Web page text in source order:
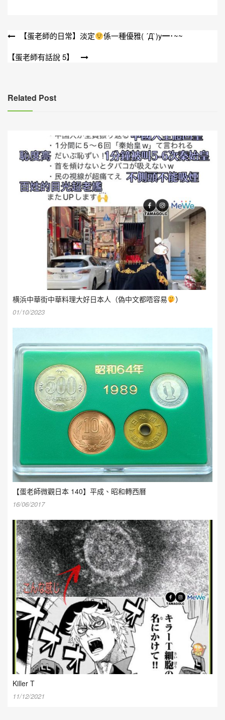
文
章
【蛋老師的日常】淡定
係一種優雅( ´Д`)y━･~~
【蛋老師有話說 5】
Related Post
横浜中華街中華料理大好日本人（偽中文都唔容易 ）
01/10/2023
【蛋老師微觀日本 140】平成、昭和轉西曆
16/06/2017
Killer T
11/12/2021